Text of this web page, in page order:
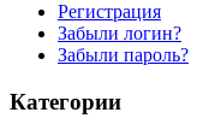
Регистрация
Забыли логин?
Забыли пароль?
Категории